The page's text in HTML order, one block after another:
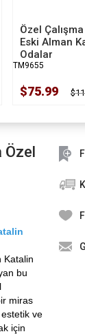
Özel
Eski Alman
Odalar
TM9655
$75.99
Özel
Katalin
bu
miras
ve
için